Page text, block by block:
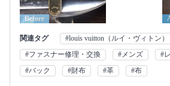
Before
関連タグ #louis vuitton（ルイ・ヴィトン）
#ファスナー修理・交換
#メンズ #
#バック
#財布 #革 #布